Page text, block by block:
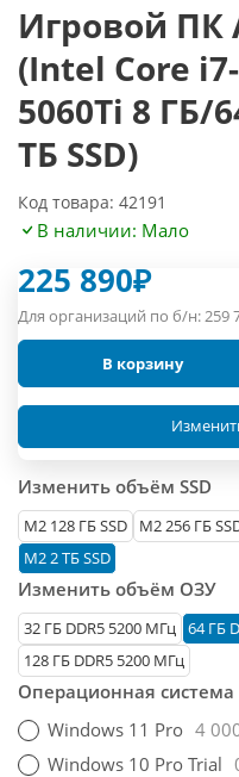
Игровой ПК
(Intel Core
5060Ti 8 ГБ/
ТБ SSD)
Код товара: 42191
В наличии: Мало
225 890₽
Для организаций по б/н:259
В корзину
Изменить объём SSD
М2 128 ГБ SSD M2 256 ГБ
M2 2 ТБ SSD
Изменить объём ОЗУ
32 ГБ DDR5 5200 МГц 64 ГБ
128 ГБ DDR5 5200 МГц
Операционная система
Windows 11 Pro 4
Windows 10 Pro Trial